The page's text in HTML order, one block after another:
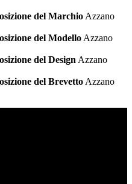
del Marchio Azzano
del Modello Azzano
del Design Azzano
del Brevetto Azzano